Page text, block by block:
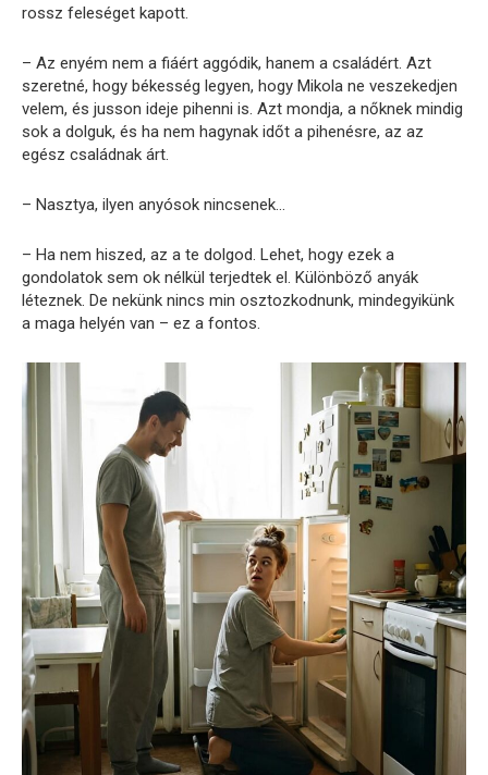
rossz feleséget kapott.
– Az enyém nem a fiáért aggódik, hanem a családért. Azt
szeretné, hogy békesség legyen, hogy Mikola ne veszekedjen
velem, és jusson ideje pihenni is. Azt mondja, a nőknek mindig
sok a dolguk, és ha nem hagynak időt a pihenésre, az az
egész családnak árt.
– Nasztya, ilyen anyósok nincsenek…
– Ha nem hiszed, az a te dolgod. Lehet, hogy ezek a
gondolatok sem ok nélkül terjedtek el. Különböző anyák
léteznek. De nekünk nincs min osztozkodnunk, mindegyikünk
a maga helyén van – ez a fontos.